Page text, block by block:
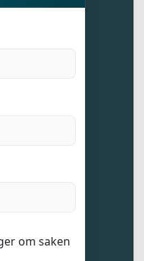
om saken